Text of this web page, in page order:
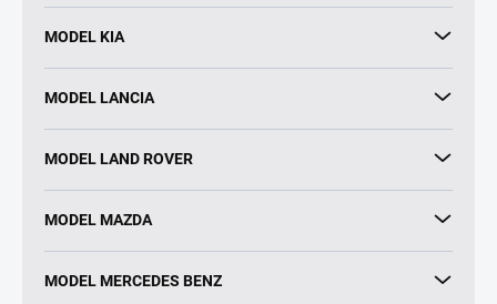
MODEL KIA
MODEL LANCIA
MODEL LAND ROVER
MODEL MAZDA
MODEL MERCEDES BENZ